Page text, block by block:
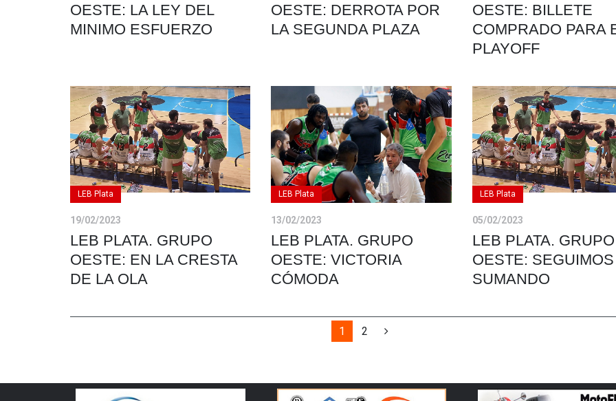
OESTE: LA LEY DEL
MINIMO ESFUERZO
OESTE: DERROTA POR
LA SEGUNDA PLAZA
OESTE: BILLETE
COMPRADO PARA
PLAYOFF
LEB Plata
19/02/2023
LEB PLATA. GRUPO
OESTE: EN LA CRESTA
DE LA OLA
LEB Plata
13/02/2023
LEB PLATA. GRUPO
OESTE: VICTORIA
CÓMODA
LEB Plata
05/02/2023
LEB PLATA. GRUPO
OESTE: SEGUIMOS
SUMANDO
1 2